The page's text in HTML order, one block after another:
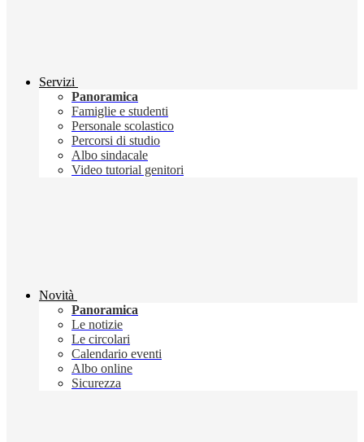
Servizi
Panoramica
Famiglie e studenti
Personale scolastico
Percorsi di studio
Albo sindacale
Video tutorial genitori
Novità
Panoramica
Le notizie
Le circolari
Calendario eventi
Albo online
Sicurezza